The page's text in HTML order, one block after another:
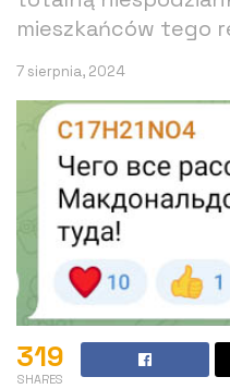
mieszkańców tego
7 sierpnia, 2024
319
SHARES